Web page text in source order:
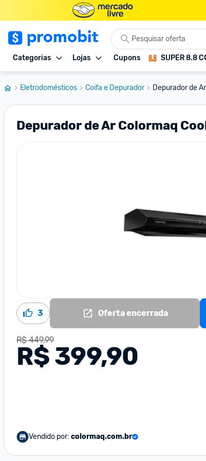
Categorias Lojas Cupons SUPER 8.8
Eletrodomésticos Coifa e Depurador Depurador de
Depurador de Ar Colormaq
3 Oferta encerrada
R$ 449,99
R$ 399,90
Vendido por: colormaq.com.br